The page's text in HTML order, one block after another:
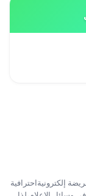
إلكترونيةاحترافية